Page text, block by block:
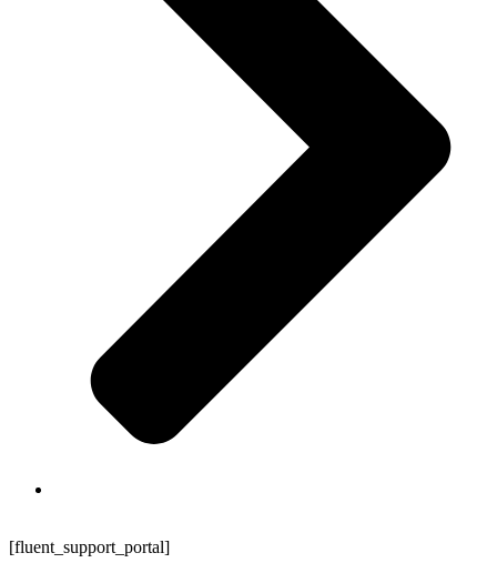
[fluent_support_portal]